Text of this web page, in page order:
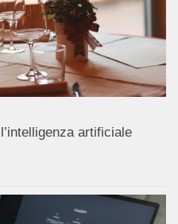
artificiale